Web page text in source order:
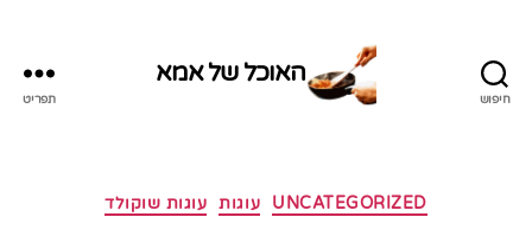
חיפוש
האוכל של אמא
תפריט
קטגוריות UNCATEGORIZED עוגות עוגות שוקולד